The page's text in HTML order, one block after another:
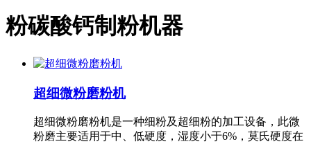
粉碳酸钙制粉机器
超细微粉磨粉机
超细微粉磨粉机是一种细粉及超细粉的加工设备，此微
粉磨主要适用于中、低硬度，湿度小于6%，莫氏硬度在